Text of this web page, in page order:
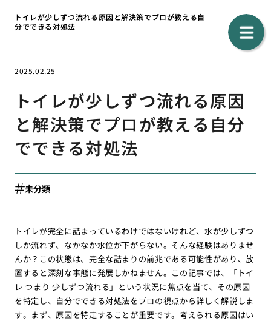
トイレが少しずつ流れる原因と解決策でプロが教える自
分でできる対処法
2025.02.25
トイレが少しずつ流れる原因
と解決策でプロが教える自分
でできる対処法
未分類
トイレが完全に詰まっているわけではないけれど、水が少しずつ
しか流れず、なかなか水位が下がらない。そんな経験はありませ
んか？この状態は、完全な詰まりの前兆である可能性があり、放
置すると深刻な事態に発展しかねません。この記事では、「トイ
レ つまり 少しずつ流れる」という状況に焦点を当て、その原因
を特定し、自分でできる対処法をプロの視点から詳しく解説しま
す。まず、原因を特定することが重要です。考えられる原因はい